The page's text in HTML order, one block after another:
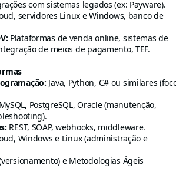
com sistemas legados (ex: Payware).
servidores Linux e Windows, banco de
Plataformas de venda online, sistemas de
de meios de pagamento, TEF.
Java, Python, C# ou similares
MySQL, PostgreSQL, Oracle (manutenção,
REST, SOAP, webhooks, middleware.
Windows e Linux (administração e
e Metodologias Ágeis